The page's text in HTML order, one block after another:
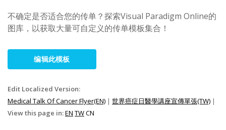
不确定是否适合您的传单？探索Visual Paradigm Online的
图库，以获取大量可自定义的传单模板集合！
编辑此模板
Edit Localized Version:
Medical Talk Of Cancer Flyer(EN) | 世界癌症日醫學講座宣傳單張(TW) |
View this page in:EN TWCN